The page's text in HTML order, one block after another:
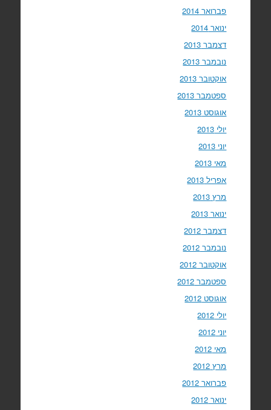
פברואר 2014
ינואר 2014
דצמבר 2013
נובמבר 2013
אוקטובר 2013
ספטמבר 2013
אוגוסט 2013
יולי 2013
יוני 2013
מאי 2013
אפריל 2013
מרץ 2013
ינואר 2013
דצמבר 2012
נובמבר 2012
אוקטובר 2012
ספטמבר 2012
אוגוסט 2012
יולי 2012
יוני 2012
מאי 2012
מרץ 2012
פברואר 2012
ינואר 2012